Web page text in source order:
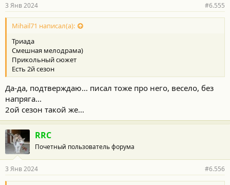
3 Янв 2024 #6.555
Mihail71 написал(а):
Триада
Смешная мелодрама)
Прикольный сюжет
Есть 2й сезон
Да-да, подтверждаю... писал тоже про него, весело, без
напряга...
2ой сезон такой же...
RRC
Почетный пользователь форума
3 Янв 2024 #6.556